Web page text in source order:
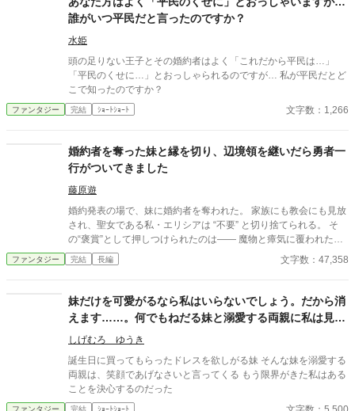
令嬢、リリーは伯爵令嬢、位の違いに国王も黙ってはいられな
い。婚約者はそれでも、リリーの肩を持たず、リリーは国王に婚
約破棄をして欲しいと直訴する。それ受け入れられ、リリーは
清々した。婚約破棄が完全に決まった後、リリーは深夜に家を飛
び出し笛を吹く。会いたかったビエントに会えた。過ごすうちも
っと好きになる。必死で練習した飛行魔法とささやかな攻撃魔法
を身につけ、リリーは今度は自分からビエントに会いに行こうと
家出をして旅を始めた。旅の途中の魔物の森で魔物に襲われ、リ
ンジョン攻略等を混ぜてみました。メインはリリーが王妃になる
までのシンデレラストーリーです。
誰がいつ平民だと言ったのですか？
水姫
頭の足りない王子とその婚約者はよく「これだから平民は…」
「平民のくせに…」とおっしゃられるのですが… 私が平民だとど
こで知ったのですか？
ファンタジー 完結 ｼｮｰﾄｼｮｰﾄ 文字数：1,266
婚約者を奪った妹と縁を切り、辺境領を継いだら勇者一
行がついてきました
藤原遊
婚約発表の場で、妹に婚約者を奪われた。 家族にも教会にも見放
され、聖女である私・エリシアは “不要” と切り捨てられる。 そ
の“褒賞”として押しつけられたのは―― 魔物と瘴気に覆われた、
滅びかけの辺境領だった。 けれど私は、絶望しなかった。 むし
ろ、生まれて初めて「自由」になれたのだ。 そして、予想外の出
と押しかけてきた。 「君をひとりで行かせるわけがない」 そう言
って微笑む勇者レオン。 村を守るため剣を抜く騎士。 魔導具を抱
えて駆けつける天才魔法使い。 物陰から見守る斥候は、相変わら
ず不器用で優しい。 彼らと力を合わせ、私は土地を浄化し、村を
癒し、辺境の地に息を吹き返す。 気づけば、魔物巣窟は制圧さ
れ、泉は澄み渡り、鉱山もダンジョンも豊かに開き―― いつの間
にか領地は、“どの国よりも最強の地”になっていた。 もう、誰に
も振り回されない。 ここが私の新しい居場所。 そして、隣には―
ファンタジー 完結 長編 文字数：47,358
妹だけを可愛がるなら私はいらないでしょう。だから消
えます……。何でもねだる妹と溺愛する両親に私は見切
りをつける。
しげむろ ゆうき
誕生日に買ってもらったドレスを欲しがる妹 そんな妹を溺愛する
両親は、笑顔であげなさいと言ってくる もう限界がきた私はある
ことを決心するのだった
ファンタジー 完結 ｼｮｰﾄｼｮｰﾄ